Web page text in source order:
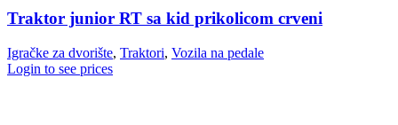
Traktor junior RT sa kid prikolicom crveni
Igračke za dvorište, Traktori, Vozila na pedale
Login to see prices